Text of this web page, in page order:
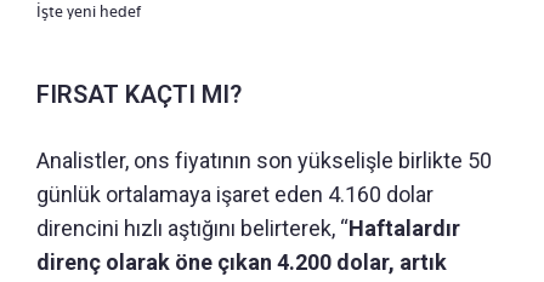
İşte yeni hedef
FIRSAT KAÇTI MI?
Analistler, ons fiyatının son yükselişle birlikte 50
günlük ortalamaya işaret eden 4.160 dolar
direncini hızlı aştığını belirterek, “Haftalardır
direnç olarak öne çıkan 4.200 dolar, artık